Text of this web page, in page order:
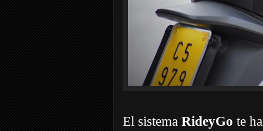
El sistema RideyGo te